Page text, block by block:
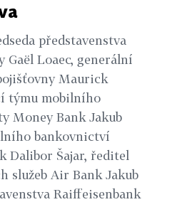
představenstva
Loaec, generální
Maurick
týmu mobilního
Money Bank Jakub
bankovnictví
Dalibor Šajar, ředitel
služeb Air Bank Jakub
Raiffeisenbank